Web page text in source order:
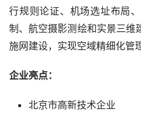
行规则论证、机场选址布局
制、航空摄影测绘和实景三维
施网建设，实现空域精细化管
企业亮点：
北京市高新技术企业